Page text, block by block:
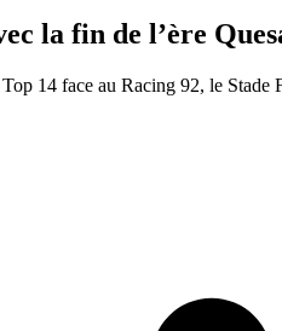
la fin de l’ère
14 face au Racing 92, le